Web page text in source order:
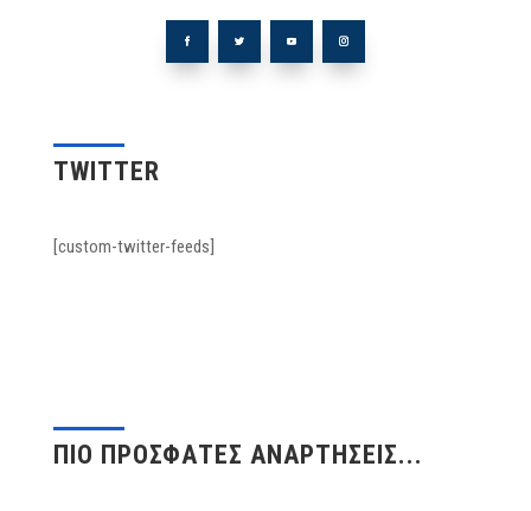
TWITTER
[custom-twitter-feeds]
ΠΙΟ ΠΡΟΣΦΑΤΕΣ ΑΝΑΡΤΗΣΕΙΣ...